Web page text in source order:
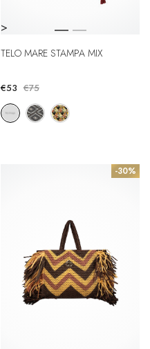
>
TELO MARE STAMPA MIX
€53 €75
-30%